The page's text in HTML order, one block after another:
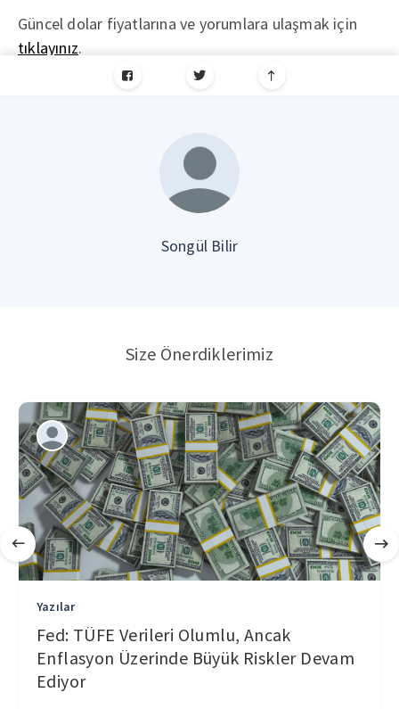
Güncel dolar fiyatlarına ve yorumlara ulaşmak için
tıklayınız.
Songül Bilir
Size Önerdiklerimiz
Yazılar
Fed: TÜFE Verileri Olumlu, Ancak
Enflasyon Üzerinde Büyük Riskler Devam
Ediyor